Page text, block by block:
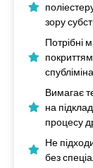
зору
Потрібні
Вимагає
на
процесу
Не
без